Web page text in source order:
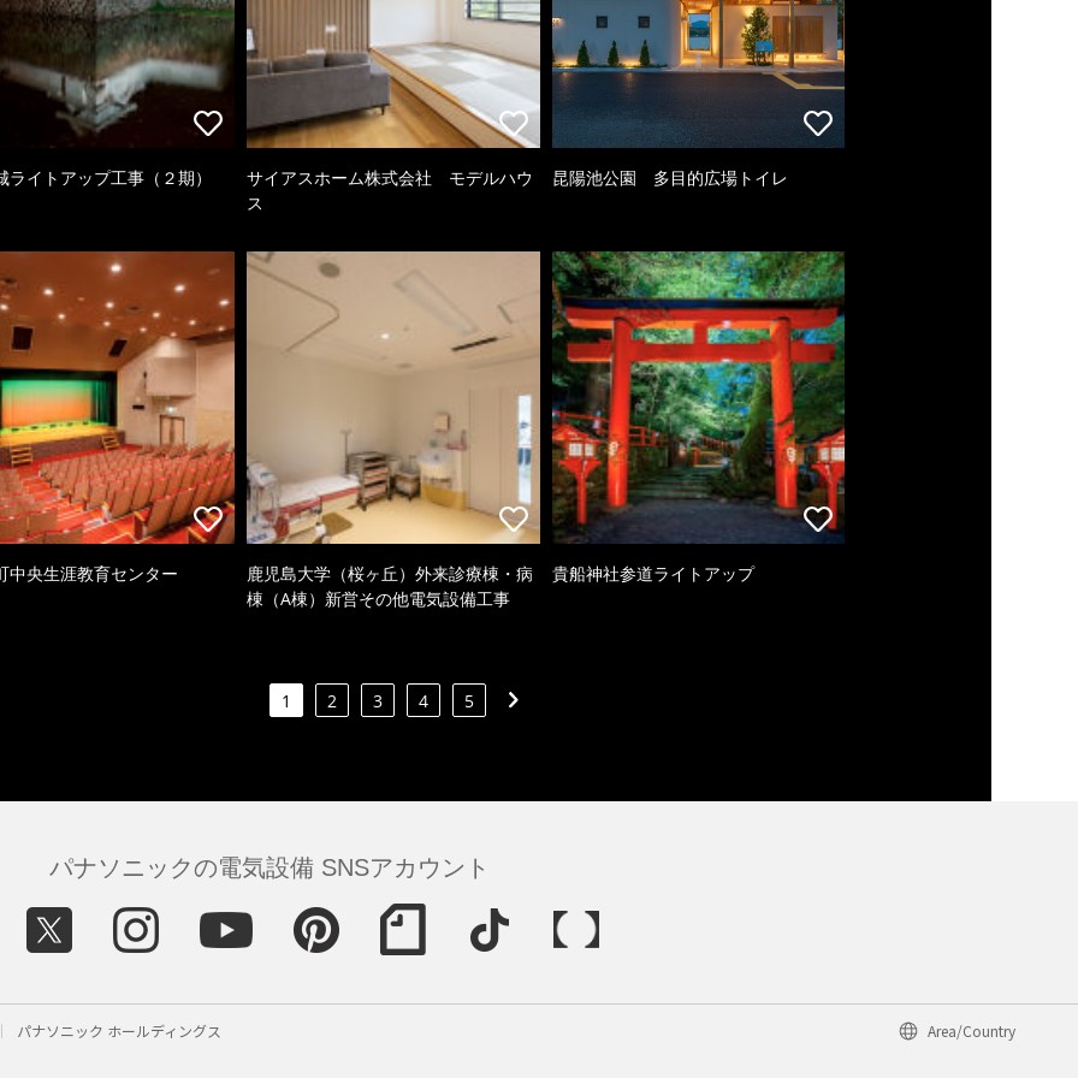
ライトアップ工事（２期）
サイアスホーム株式会社 モデルハウ
ス
昆陽池公園 多目的広場トイレ
中央生涯教育センター
鹿児島大学（桜ヶ丘）外来診療棟・病
棟（A棟）新営その他電気設備工事
貴船神社参道ライトアップ
1 2 3 4 5
パナソニックの電気設備 SNSアカウント
パナソニック ホールディングス Area/Country